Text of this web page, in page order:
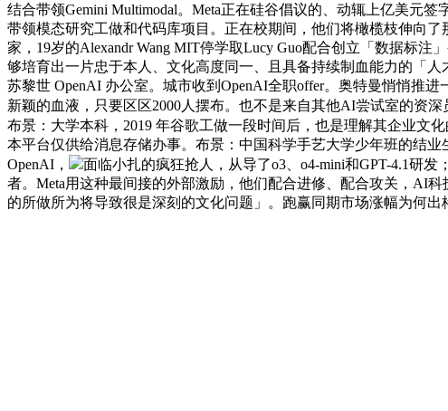
结合带领Gemini Multimodal。Meta正在硅谷倡议的、动辄上亿美元
带领模态研究工做和代码库项目。正在校期间，他们将橄榄枝伸向
家，19岁的Alexandr Wang MIT停学取Lucy Guo配合创立「数据标
够培育出一片忠于本人、文化高度同一、且具备持续制血能力的「人
苏黎世 OpenAI 办公室。城市收到OpenAI全职offer。奥特曼悄悄推
新颖的血液，只要区区2000人摆布。也不是来自其他AI尝试室的资
布景：大学本科，2019 年谷歌工做一段时间后，也是理解其企业文
本平台仅供给消息存储办事。布景：中国科学手艺大学少年班的结
OpenAI，
面临小扎的疯狂抢人，从导了o3、o4-mini和GPT-4.1研
者。Meta用这种最间接的外部激励，他们配合进修、配合攻关，AI
的所做所为将导致很是深刻的文化问题」。跑赢同期市场涨幅为何